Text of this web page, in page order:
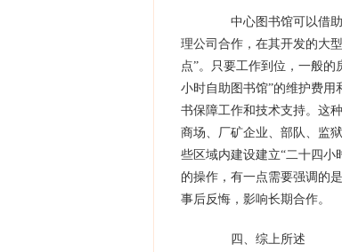
中心图书馆可以借助
理公司合作，在其开发的大
点”。只要工作到位，一般
小时自助图书馆”的维护费用
书保障工作和技术支持。这
商场、厂矿企业、部队、监
些区域内建设建立“二十四
的操作，有一点需要强调的
事后反悔，影响长期合作。
四、综上所述